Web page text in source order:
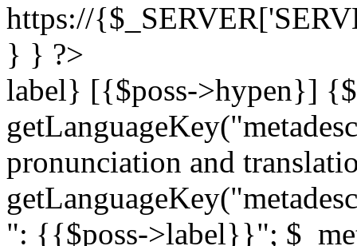
https://
} } ?>
label} [{$poss->hypen}]
pronunciation and
": {{$poss->label}}";